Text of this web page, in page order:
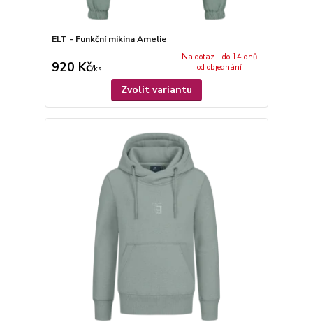
ELT - Funkční mikina Amelie
920 Kč/ks
Na dotaz - do 14 dnů
od objednání
Zvolit variantu